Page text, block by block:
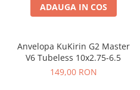
ADAUGA IN COS
Anvelopa KuKirin G2 Master
V6 Tubeless 10x2.75-6.5
149,00 RON